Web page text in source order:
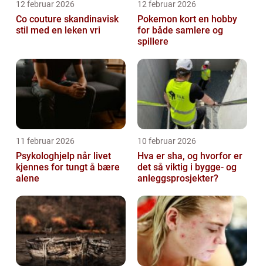
12 februar 2026
Co couture skandinavisk
stil med en leken vri
12 februar 2026
Pokemon kort en hobby
for både samlere og
spillere
11 februar 2026
Psykologhjelp når livet
kjennes for tungt å bære
alene
10 februar 2026
Hva er sha, og hvorfor er
det så viktig i bygge- og
anleggsprosjekter?